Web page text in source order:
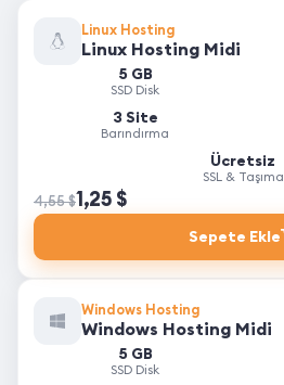
Linux Hosting
Linux Hosting Midi
5 GB
SSD Disk
3 Site
Barındırma
Ücretsiz
SSL & Taşıma
4,55 $1,25 $
Sepete Ekle
Windows Hosting
Windows Hosting Midi
5 GB
SSD Disk